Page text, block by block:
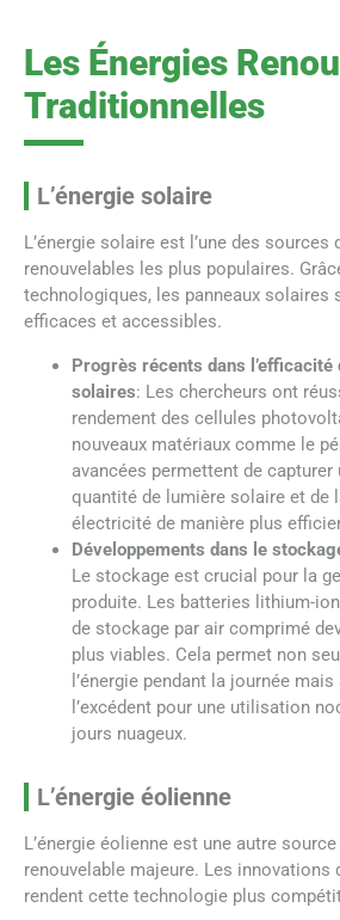
Les Énergies
Traditionnelles
L’énergie solaire
L’énergie solaire est l’une des sources
renouvelables les plus populaires.
technologiques, les panneaux solaires
efficaces et accessibles.
Progrès récents dans l’efficacité
solaires: Les chercheurs ont
rendement des cellules
nouveaux matériaux comme le
avancées permettent de capturer
quantité de lumière solaire et de
électricité de manière plus
Développements dans le
Le stockage est crucial pour la
produite. Les batteries lithium-
de stockage par air comprimé
plus viables. Cela permet non
l’énergie pendant la journée
l’excédent pour une utilisation
jours nuageux.
L’énergie éolienne
L’énergie éolienne est une autre source
renouvelable majeure. Les innovations
rendent cette technologie plus